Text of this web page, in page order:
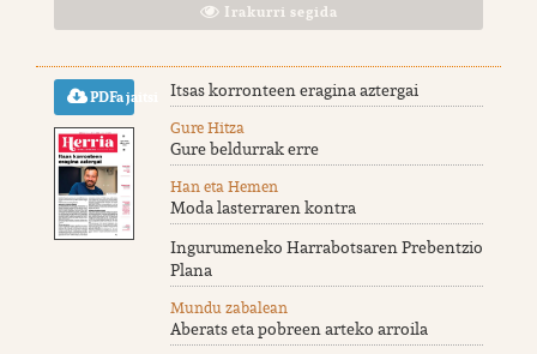
Irakurri segida
PDFa jaitsi Itsas korronteen eragina aztergai
Gure Hitza
Gure beldurrak erre
Han eta Hemen
Moda lasterraren kontra
Ingurumeneko Harrabotsaren Prebentzio
Plana
Mundu zabalean
Aberats eta pobreen arteko arroila